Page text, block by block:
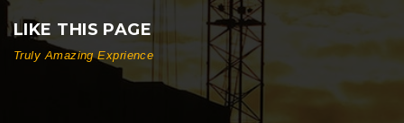
LIKE THIS PAGE
Truly Amazing Exprience